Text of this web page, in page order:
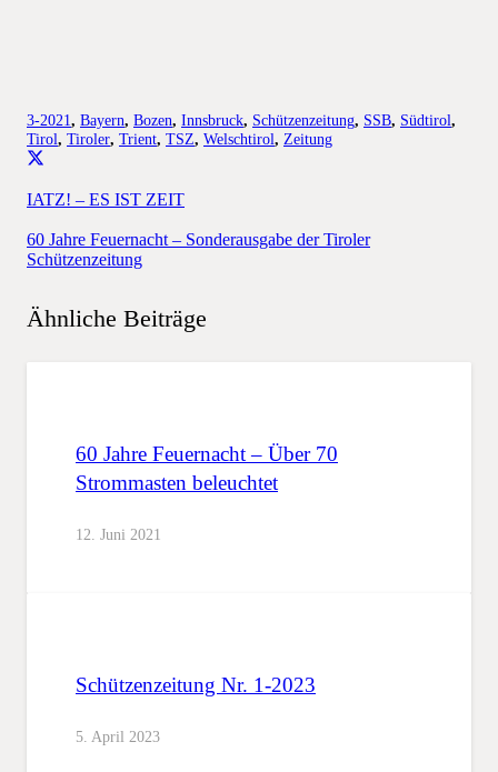
3-2021, Bayern, Bozen, Innsbruck, Schützenzeitung, SSB, Südtirol,
Tirol, Tiroler, Trient, TSZ, Welschtirol, Zeitung
IATZ! – ES IST ZEIT
60 Jahre Feuernacht – Sonderausgabe der Tiroler
Schützenzeitung
Ähnliche Beiträge
60 Jahre Feuernacht – Über 70
Strommasten beleuchtet
12. Juni 2021
Schützenzeitung Nr. 1-2023
5. April 2023